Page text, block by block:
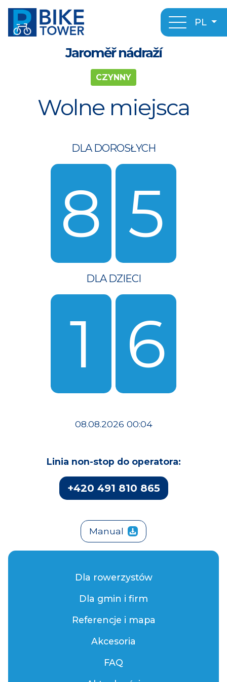
PL
Jaroměř nádraží
CZYNNY
Wolne miejsca
DLA DOROSŁYCH
8 5
DLA DZIECI
1 6
08.08.2026 00:04
Linia non-stop do operatora:
+420 491 810 865
Manual
Dla rowerzystów
Dla gmin i firm
Referencje i mapa
Akcesoria
FAQ